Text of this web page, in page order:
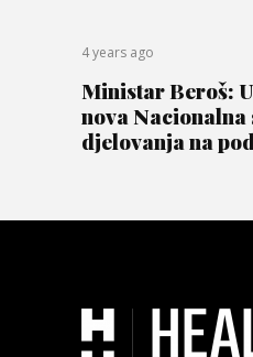
4 years ago
Ministar Beroš:
nova
djelovanja na